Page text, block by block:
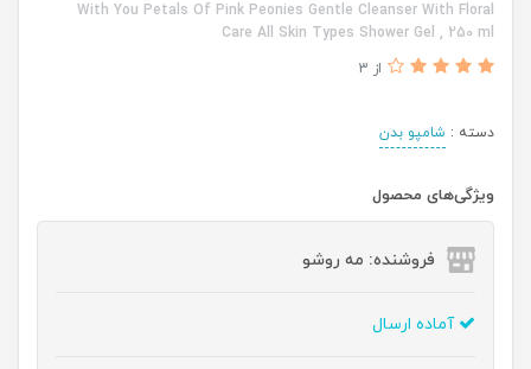
With You Petals Of Pink Peonies Gentle Cleanser With Floral
Care All Skin Types Shower Gel , 250 ml
از 3
دسته : شامپو بدن
ویژگی‌های محصول
فروشنده: مه رو‌شو
آماده ارسال